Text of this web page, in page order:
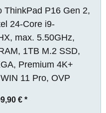
ThinkPad P16 Gen 2,
24-Core i9-
max. 5.50GHz,
1TB M.2 SSD,
Premium 4K+
11 Pro, OVP
€ *